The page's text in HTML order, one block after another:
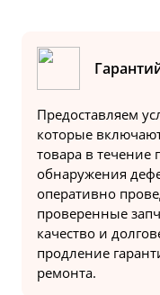
Предоставляем
которые
товара в течение
обнаружения
оперативно
проверенные
качество и
продление
ремонта.